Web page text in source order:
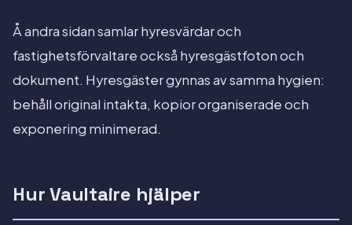
Å andra sidan samlar hyresvärdar och
fastighetsförvaltare också hyresgästfoton och
dokument. Hyresgäster gynnas av samma hygien:
behåll original intakta, kopior organiserade och
exponering minimerad.
Hur Vaultaire hjälper